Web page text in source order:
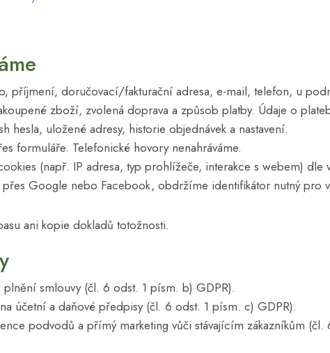
příjmení, doručovací/fakturační adresa, e-mail, telefon, u
zboží, zvolená doprava a způsob platby. Údaje o
hesla, uložené adresy, historie objednávek a nastavení.
formuláře. Telefonické hovory nenahráváme.
(např. IP adresa, typ prohlížeče, interakce s webem) dle
Google nebo Facebook, obdržíme identifikátor nutný pro
ani kopie dokladů totožnosti.
smlouvy (čl. 6 odst. 1 písm. b) GDPR).
účetní a daňové předpisy (čl. 6 odst. 1 písm. c) GDPR).
podvodů a přímý marketing vůči stávajícím zákazníkům